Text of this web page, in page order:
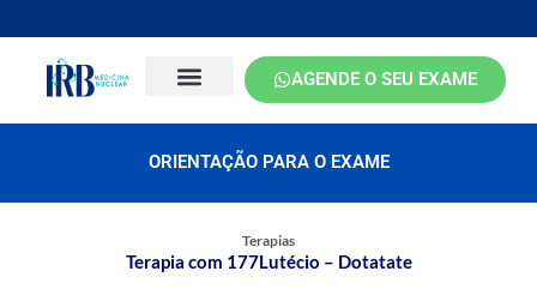
g
r
a
o
o
k
AGENDE O SEU EXAME
ORIENTAÇÃO PARA O EXAME
Terapias
Terapia com 177Lutécio – Dotatate